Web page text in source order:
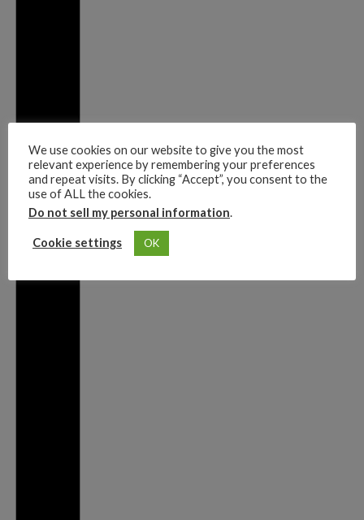
We use cookies on our website to give you the most
relevant experience by remembering your preferences
and repeat visits. By clicking “Accept”, you consent to the
use of ALL the cookies.
Do not sell my personal information.
Cookie settings OK